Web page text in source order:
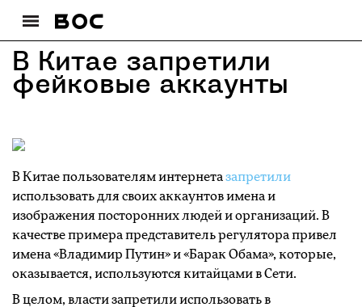
В Китае запретили
фейковые аккаунты
В Китае пользователям интернета запретили
использовать для своих аккаунтов имена и
изображения посторонних людей и организаций. В
качестве примера представитель регулятора привел
имена «Владимир Путин» и «Барак Обама», которые,
оказывается, используются китайцами в Сети.
В целом, власти запретили использовать в